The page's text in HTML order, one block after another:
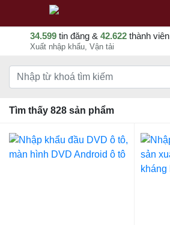
34.599 tin đăng & 42.622 thành viên
Xuất nhập khẩu, Vận tải
Tìm thấy 828 sản phẩm